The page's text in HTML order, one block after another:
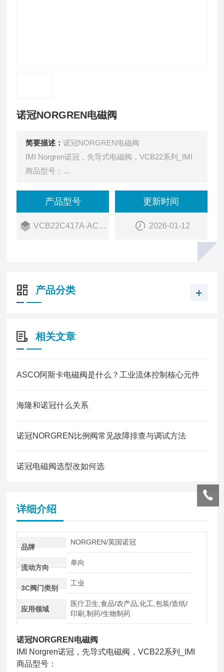
诺冠NORGREN电磁阀
简要描述：诺冠NORGREN电磁阀
IMI Norgren诺冠，先导式电磁阀，VCB22系列_IMI
商品型号：
订货号：
9CAAA046
销量：
产品型号
VCB22C417A-AC213J
更新时间
2026-01-12
产品分类
相关文章
ASCO阿斯卡电磁阀是什么？工业流体控制核心元件
海隆和诺冠什么关系
诺冠NORGREN比例阀常见故障排查与调试方法
诺冠电磁阀选型改如何选
详细介绍
品牌
NORGREN/英国诺冠
流动方向
单向
3C阀门类别
工业
应用领域
医疗卫生,食品/农产品,化工,包装/造纸/
印刷,制药/生物制药
诺冠NORGREN电磁阀
IMI Norgren诺冠，先导式电磁阀，VCB22系列_IMI
商品型号：